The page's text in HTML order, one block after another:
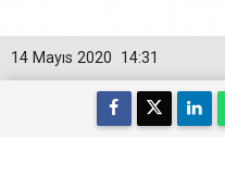
14:31
14 Mayıs 2020